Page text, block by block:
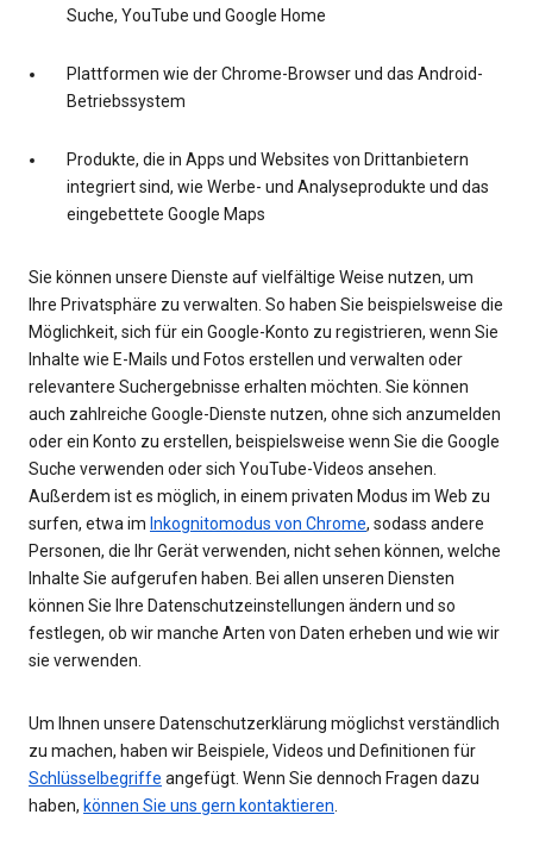
Suche, YouTube und Google Home
Plattformen wie der Chrome-Browser und das Android-
Betriebssystem
Produkte, die in Apps und Websites von Drittanbietern
integriert sind, wie Werbe- und Analyseprodukte und das
eingebettete Google Maps
Sie können unsere Dienste auf vielfältige Weise nutzen, um
Ihre Privatsphäre zu verwalten. So haben Sie beispielsweise die
Möglichkeit, sich für ein Google-Konto zu registrieren, wenn Sie
Inhalte wie E-Mails und Fotos erstellen und verwalten oder
relevantere Suchergebnisse erhalten möchten. Sie können
auch zahlreiche Google-Dienste nutzen, ohne sich anzumelden
oder ein Konto zu erstellen, beispielsweise wenn Sie die Google
Suche verwenden oder sich YouTube-Videos ansehen.
Außerdem ist es möglich, in einem privaten Modus im Web zu
surfen, etwa im Inkognitomodus von Chrome, sodass andere
Personen, die Ihr Gerät verwenden, nicht sehen können, welche
Inhalte Sie aufgerufen haben. Bei allen unseren Diensten
können Sie Ihre Datenschutzeinstellungen ändern und so
festlegen, ob wir manche Arten von Daten erheben und wie wir
sie verwenden.
Um Ihnen unsere Datenschutzerklärung möglichst verständlich
zu machen, haben wir Beispiele, Videos und Definitionen für
Schlüsselbegriffe angefügt. Wenn Sie dennoch Fragen dazu
haben, können Sie uns gern kontaktieren.